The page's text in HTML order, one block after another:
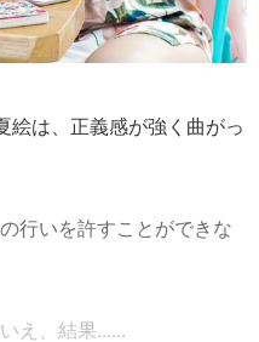
絵は、正義感が強く曲がっ
行いを許すことができな
え、結果......